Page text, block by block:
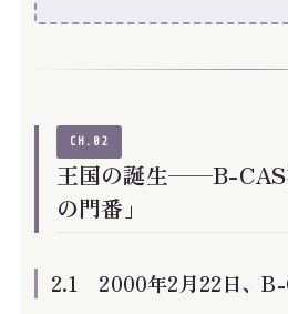
CH.02
王国の誕生——B-CAS
の門番」
2.1 2000年2月22日、B-